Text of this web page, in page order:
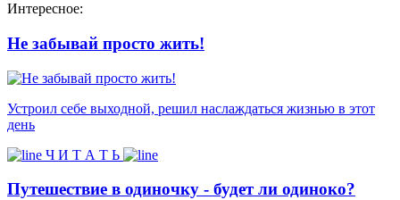
Интересное:
Не забывай просто жить!
Устроил себе выходной, решил наслаждаться жизнью в этот
день
Ч И Т А Т Ь
Путешествие в одиночку - будет ли одиноко?